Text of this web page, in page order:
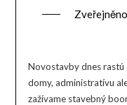
Novostavby dnes rastú
domy, administratívu
zažívame stavebný